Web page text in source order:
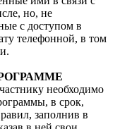
но, не
с доступом в
телефонной, в том
необходимо
в срок,
заполнив в